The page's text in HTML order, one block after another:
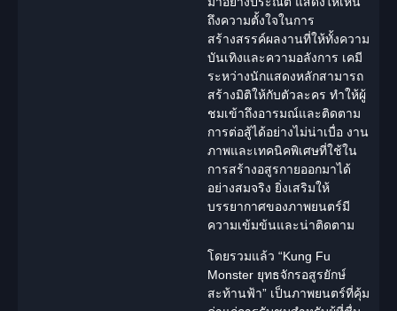
ถึงความตั้งใจในการ
สร้างสรรค์ผลงานที่ให้ทั้งความ
บันเทิงและความอลังการ เคมี
ระหว่างนักแสดงหลักสามารถ
สร้างมิติให้กับตัวละคร ทำให้ผู้
ชมเข้าถึงอารมณ์และติดตาม
การต่อสู้ได้อย่างไม่น่าเบื่อ งาน
ภาพและเทคนิคพิเศษที่ใช้ใน
การสร้างอสูรกายออกมาได้
อย่างสมจริง ยิ่งเสริมให้
บรรยากาศของภาพยนตร์มี
ความเข้มข้นและน่าติดตาม
โดยรวมแล้ว “Kung Fu
Monster ยุทธจักรอสูรยักษ์
สะท้านฟ้า” เป็นภาพยนตร์ที่คุ้ม